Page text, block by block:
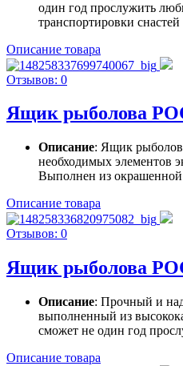
один год прослужить
транспортировки снастей
Описание товара
Отзывов: 0
Ящик рыболова
Описание: Ящик
необходимых элементов
Выполнен из
Описание товара
Отзывов: 0
Ящик рыболова
Описание: Прочный и
выполненный из
сможет не один год
Описание товара